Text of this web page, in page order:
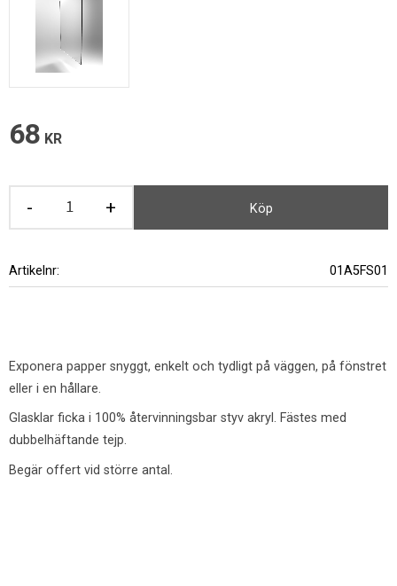
68 KR
+
- Köp
Artikelnr 01A5FS01
Exponera papper snyggt, enkelt och tydligt på väggen, på fönstret
eller i en hållare.
Glasklar ficka i 100% återvinningsbar styv akryl. Fästes med
dubbelhäftande tejp.
Begär offert vid större antal.